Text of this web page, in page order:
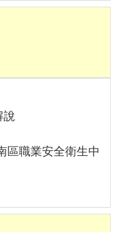
說
區職業安全衛生中